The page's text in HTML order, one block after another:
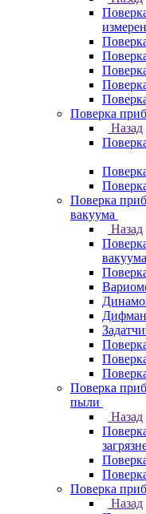
Поверка
Назад
Поверка
вакуума
Назад
вакуума
Поверка
пыли
Назад
Поверка
Назад